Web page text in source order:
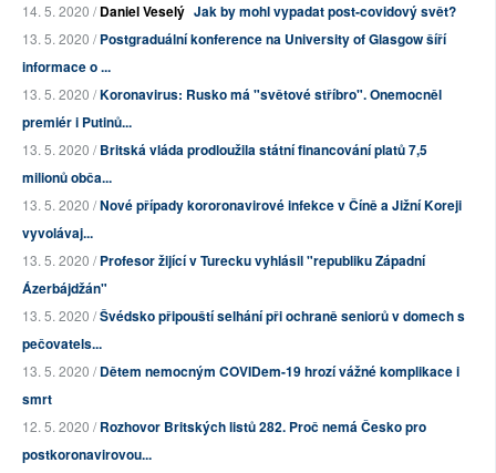
14. 5. 2020 /Daniel Veselý Jak by mohl vypadat post-covidový svět?
13. 5. 2020 /Postgraduální konference na University of Glasgow šíří
informace o ...
13. 5. 2020 /Koronavirus: Rusko má "světové stříbro". Onemocněl
premiér i Putinů...
13. 5. 2020 /Britská vláda prodloužila státní financování platů 7,5
milionů obča...
13. 5. 2020 /Nové případy kororonavirové infekce v Číně a Jižní Koreji
vyvolávaj...
13. 5. 2020 /Profesor žijící v Turecku vyhlásil "republiku Západní
Ázerbájdžán"
13. 5. 2020 /Švédsko připouští selhání při ochraně seniorů v domech s
pečovatels...
13. 5. 2020 /Dětem nemocným COVIDem-19 hrozí vážné komplikace i
smrt
12. 5. 2020 /Rozhovor Britských listů 282. Proč nemá Česko pro
postkoronavirovou...